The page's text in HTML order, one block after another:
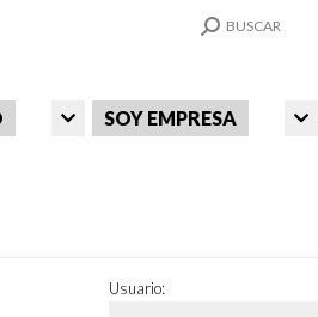
SEARCH:
BUSCAR
SOY EMPRESA
Usuario: